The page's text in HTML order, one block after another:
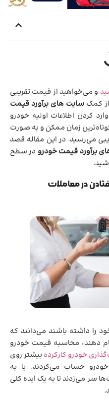
و می‌خواهید از قیمت تقریبی
از کمکسایت های برآورد قیمت
کردن اطلاعات اولیه خودرو
زمان ممکن و به صورت
می‌رسید. در این مقاله قصد
برآورد قیمت خودرو در سطح
در معاملات
را داشته باشند می‌دانند که
دهند، محاسبه قیمت خودرو
خودرو کارکرده بیشتر روی
حساب می‌کردند. یا به
سر می‌زدند تا به یک ایده کلی